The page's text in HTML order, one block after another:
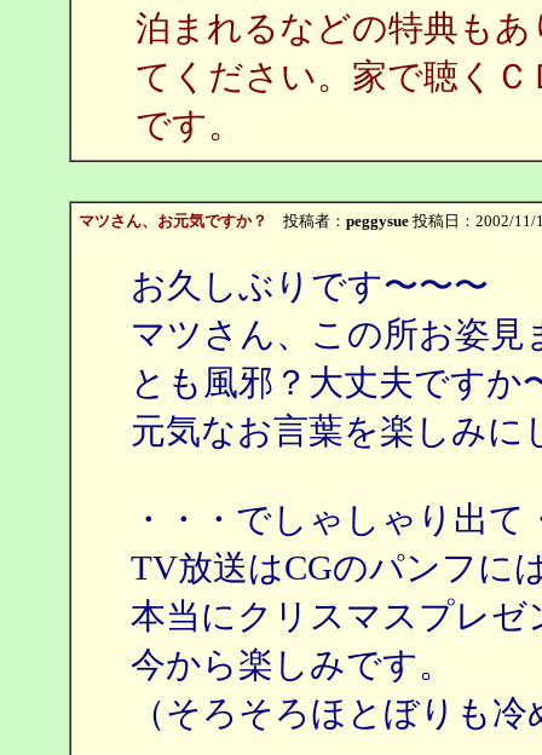
泊まれるなどの特典も
てください。家で聴く
です。
マツさん、お元気ですか？ 投稿者： peggysue投稿日：2002/11/
お久しぶりです〜〜〜
マツさん、この所お姿
とも風邪？大丈夫ですか
元気なお言葉を楽しみに
・・・でしゃしゃり出て
TV放送はCGのパンフに
本当にクリスマスプレゼ
今から楽しみです。
（そろそろほとぼりも